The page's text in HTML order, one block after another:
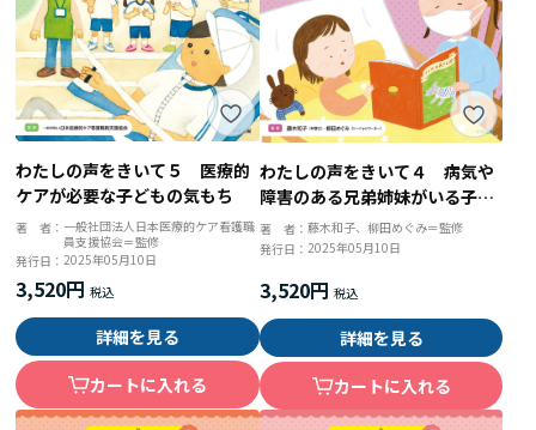
わたしの声をきいて５ 医療的
ケアが必要な子どもの気もち
著 者： 一般社団法人日本医療的ケア看護職
員支援協会＝監修
発行日：2025年05月10日
3,520円
詳細を見る
カートに入れる
わたしの声をきいて４ 病気や
障害のある兄弟姉妹がいる子ど
もが思っていること
著 者： 藤木和子、柳田めぐみ＝監修
発行日： 2025年05月10日
3,520円
詳細を見る
カートに入れる